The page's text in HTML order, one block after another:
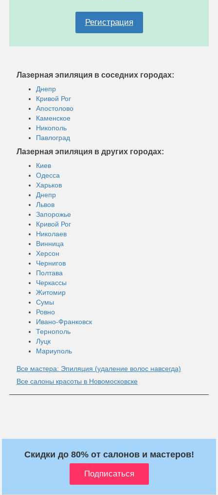
Регистрация
Лазерная эпиляция в соседних городах:
Днепр
Кривой Рог
Апостолово
Каменское
Никополь
Павлоград
Лазерная эпиляция в других городах:
Киев
Одесса
Харьков
Днепр
Львов
Запорожье
Кривой Рог
Николаев
Винница
Херсон
Чернигов
Полтава
Черкассы
Житомир
Сумы
Ровно
Ивано-Франковск
Тернополь
Луцк
Мариуполь
Все мастера: Эпиляция (удаление волос навсегда)
Все салоны красоты в Новомосковске
Скидки до 80% от салонов и мастеров!